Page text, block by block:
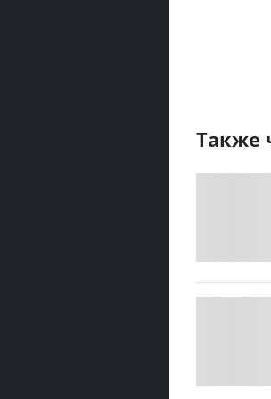
Также